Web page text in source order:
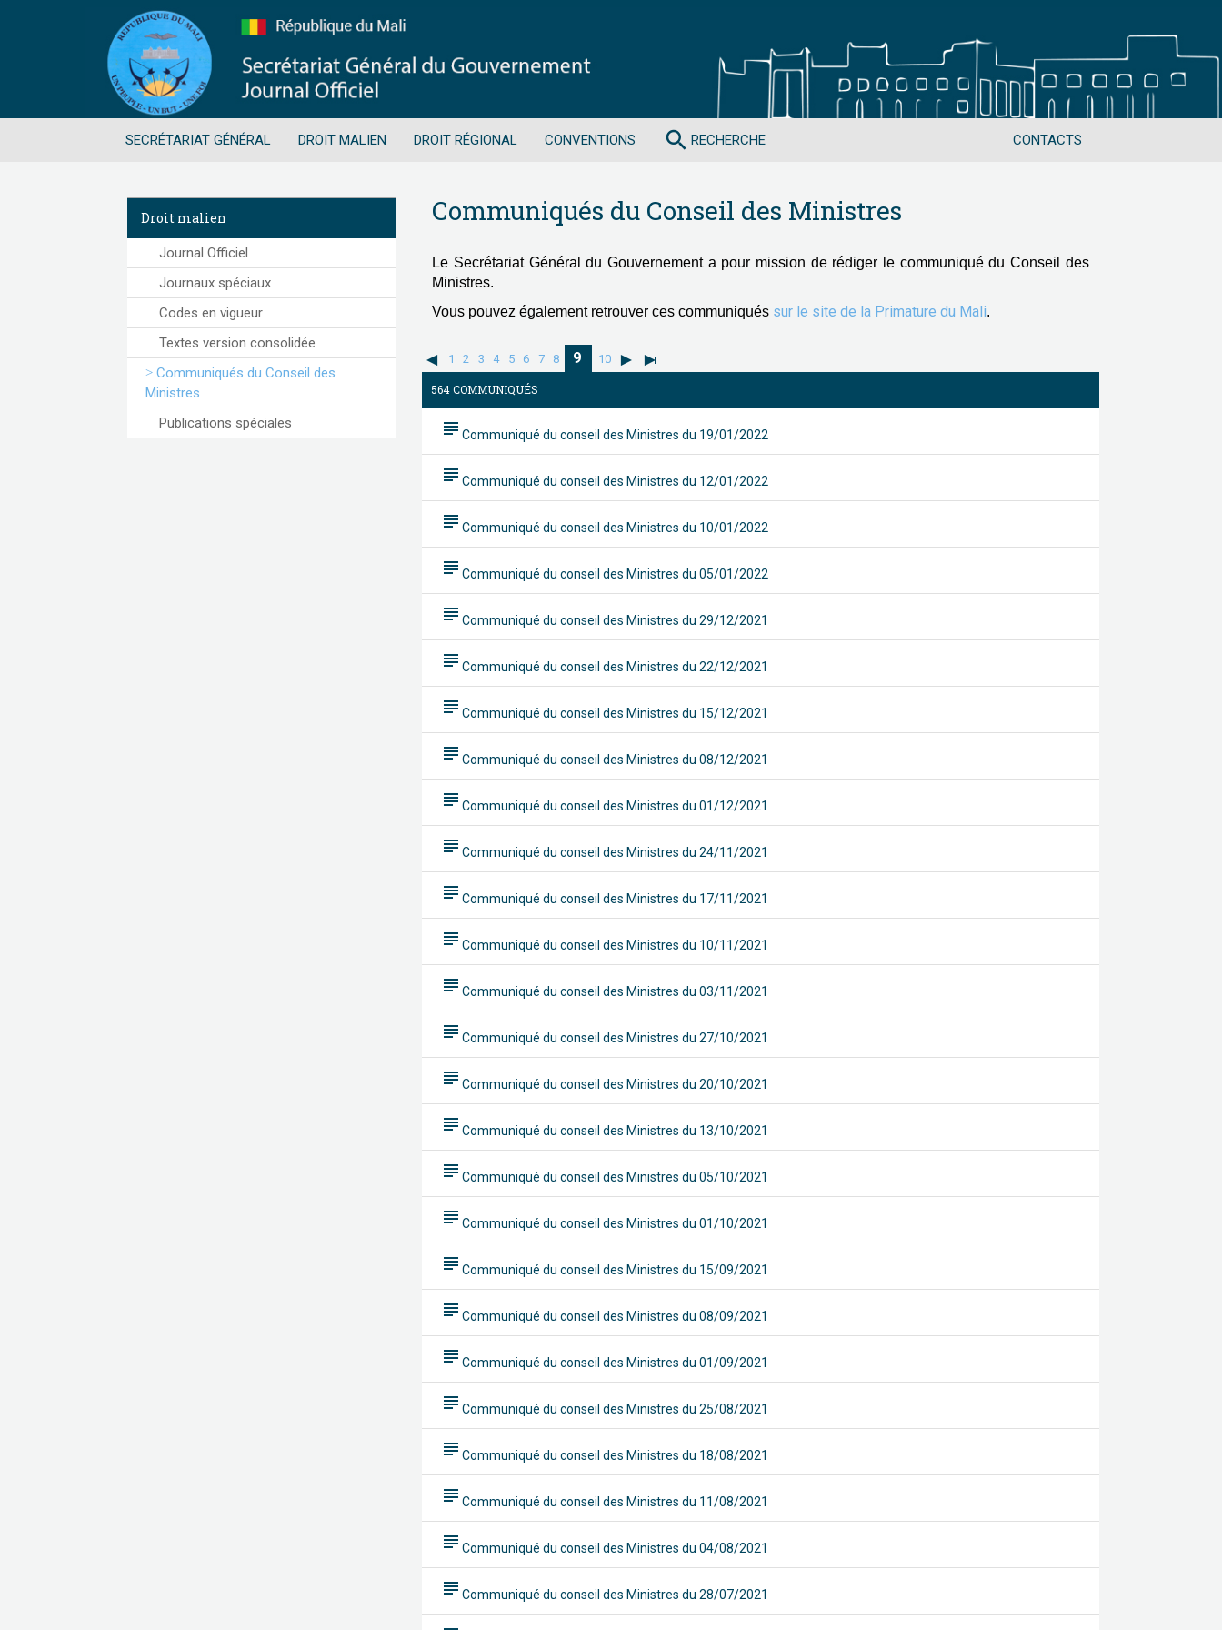
SECRÉTARIAT GÉNÉRAL DROIT MALIEN DROIT RÉGIONAL CONVENTIONS CONTACTS
search RECHERCHE
Droit malien
Journal Officiel
Journaux spéciaux
Codes en vigueur
Textes version consolidée
Communiqués du Conseil des
Ministres
Publications spéciales
Communiqués du Conseil des Ministres
Le Secrétariat Général du Gouvernement a pour mission de rédiger le communiqué du Conseil des
Ministres.
Vous pouvez également retrouver ces communiqués sur le site de la Primature du Mali.
1 2 3 4 5 6 7 8 9 10
564 COMMUNIQUÉS
subject Communiqué du conseil des Ministres du 19/01/2022
subject Communiqué du conseil des Ministres du 12/01/2022
subject Communiqué du conseil des Ministres du 10/01/2022
subject Communiqué du conseil des Ministres du 05/01/2022
subject Communiqué du conseil des Ministres du 29/12/2021
subject Communiqué du conseil des Ministres du 22/12/2021
subject Communiqué du conseil des Ministres du 15/12/2021
subject Communiqué du conseil des Ministres du 08/12/2021
subject Communiqué du conseil des Ministres du 01/12/2021
subject Communiqué du conseil des Ministres du 24/11/2021
subject Communiqué du conseil des Ministres du 17/11/2021
subject Communiqué du conseil des Ministres du 10/11/2021
subject Communiqué du conseil des Ministres du 03/11/2021
subject Communiqué du conseil des Ministres du 27/10/2021
subject Communiqué du conseil des Ministres du 20/10/2021
subject Communiqué du conseil des Ministres du 13/10/2021
subject Communiqué du conseil des Ministres du 05/10/2021
subject Communiqué du conseil des Ministres du 01/10/2021
subject Communiqué du conseil des Ministres du 15/09/2021
subject Communiqué du conseil des Ministres du 08/09/2021
subject Communiqué du conseil des Ministres du 01/09/2021
subject Communiqué du conseil des Ministres du 25/08/2021
subject Communiqué du conseil des Ministres du 18/08/2021
subject Communiqué du conseil des Ministres du 11/08/2021
subject Communiqué du conseil des Ministres du 04/08/2021
subject Communiqué du conseil des Ministres du 28/07/2021